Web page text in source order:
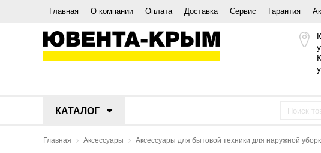
Главная О компании Оплата Доставка Сервис Гарантия
КАТАЛОГ
Главная Аксессуары Аксессуары для бытовой техники для наружной